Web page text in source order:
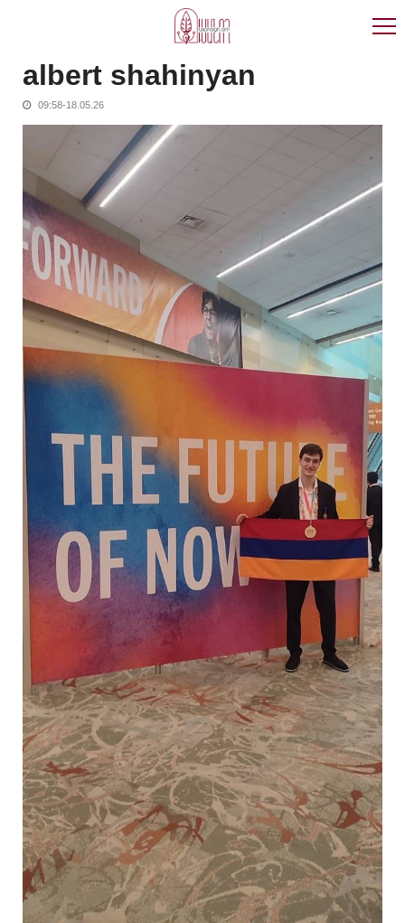
albert shahinyan
09:58-18.05.26